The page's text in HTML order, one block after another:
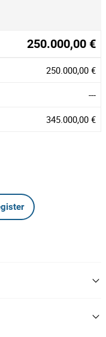
250.000,00 €
250.000,00 €
---
345.000,00 €